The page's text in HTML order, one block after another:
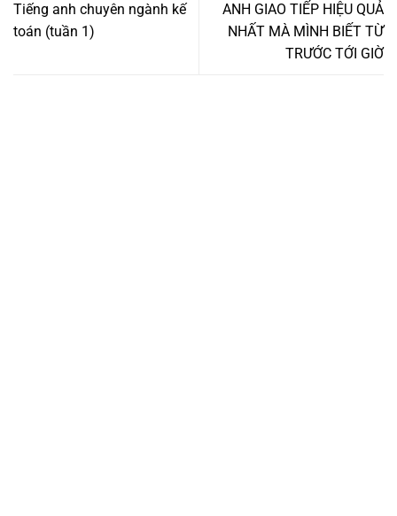
Tiếng anh chuyên ngành kế
toán (tuần 1)
ANH GIAO TIẾP HIỆU QUẢ
NHẤT MÀ MÌNH BIẾT TỪ
TRƯỚC TỚI GIỜ